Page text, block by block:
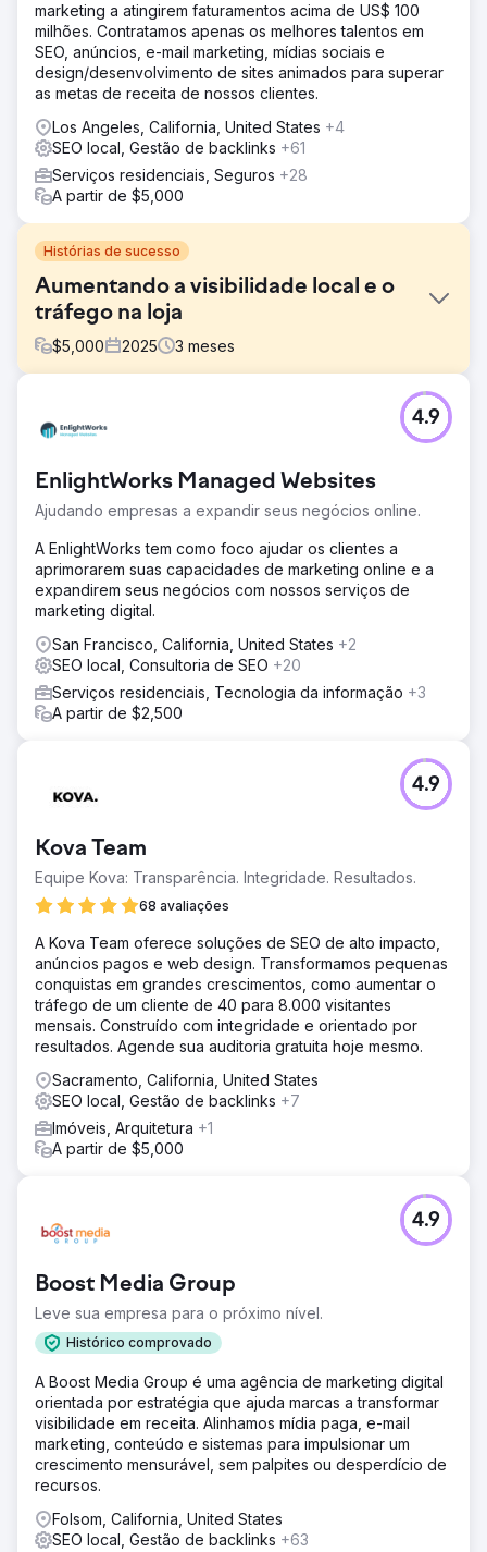
marketing a atingirem faturamentos acima de US$ 100
milhões. Contratamos apenas os melhores talentos em
SEO, anúncios, e-mail marketing, mídias sociais e
design/desenvolvimento de sites animados para superar
as metas de receita de nossos clientes.
Los Angeles, California, United States +4
SEO local, Gestão de backlinks +61
Serviços residenciais, Seguros +28
A partir de $5,000
Histórias de sucesso
Aumentando a visibilidade local e o
tráfego na loja
$5,000 2025 3 meses
A Beverly Hills Bagel enfrentou forte concorrência de
cafeterias próximas e redes nacionais de alimentação.
negócio tinha dificuldades com a visibilidade limitada no
Google Maps, listagens locais inconsistentes e baixa
descoberta em buscas locais não relacionadas à marca.
Solução
A Los Angeles SEO executou uma campanha de SEO
local focada em 90 dias, incluindo: Otimização completa
do perfil da empresa no Google (categorias, serviços,
fotos, publicações e perguntas e respostas); Pesquisa de
palavras-chave locais e otimização on-page para
intenção de busca baseada em localização; Limpeza e
consistência de citações nos principais diretórios locais;
Estratégia de aquisição de avaliações para aumentar o
Construção de autoridade local por meio de backlinks
Aumento significativo na visibilidade do Google Maps
os 3 primeiros resultados do Google Maps para palavras-
chave principais, como "bagel shop Beverly Hills". Forte
rotas e fluxo de clientes na loja. Perfil de avaliações
aprimorado com classificações mais altas e maior
engajamento do cliente.
Ir para a página da agência
EnlightWorks Managed Websites
Ajudando empresas a expandir seus negócios online.
4.9
A EnlightWorks tem como foco ajudar os clientes a
aprimorarem suas capacidades de marketing online e a
expandirem seus negócios com nossos serviços de
marketing digital.
San Francisco, California, United States +2
SEO local, Consultoria de SEO +20
Serviços residenciais, Tecnologia da informação +3
A partir de $2,500
Kova Team
Equipe Kova: Transparência. Integridade. Resultados.
68 avaliações
4.9
A Kova Team oferece soluções de SEO de alto impacto,
anúncios pagos e web design. Transformamos pequenas
conquistas em grandes crescimentos, como aumentar o
tráfego de um cliente de 40 para 8.000 visitantes
mensais. Construído com integridade e orientado por
resultados. Agende sua auditoria gratuita hoje mesmo.
Sacramento, California, United States
SEO local, Gestão de backlinks +7
Imóveis, Arquitetura +1
A partir de $5,000
Boost Media Group
Leve sua empresa para o próximo nível.
Histórico comprovado
4.9
A Boost Media Group é uma agência de marketing digital
orientada por estratégia que ajuda marcas a transformar
visibilidade em receita. Alinhamos mídia paga, e-mail
marketing, conteúdo e sistemas para impulsionar um
crescimento mensurável, sem palpites ou desperdício de
recursos.
Folsom, California, United States
SEO local, Gestão de backlinks +63